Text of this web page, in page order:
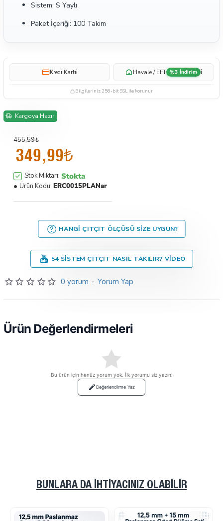
Sistem: S Yaylı
Paket İçeriği: 100 Takım
Kredi Kartıi Havale / EFT %3 İndirim i
Bilgileriniz 256-bit SSL ile korunur
Kargoya Hazır
0 yorum - Yorum Yap
349,99₺
455,59₺
Stok Miktarı: Stokta
Ürün Kodu: ERC0015PLANar
HANGI ÇITÇIT ÖLÇÜSÜ SIZE UYGUN?
54 SISTEM ÇITÇIT NASIL TAKILIR? VIDEO
Ürün Değerlendirmeleri
Bu ürün için henüz yorum yok. İlk yorumu siz yazın!
Değerlendirme Yaz
BUNLARA DA İHTIYACINIZ OLABILIR